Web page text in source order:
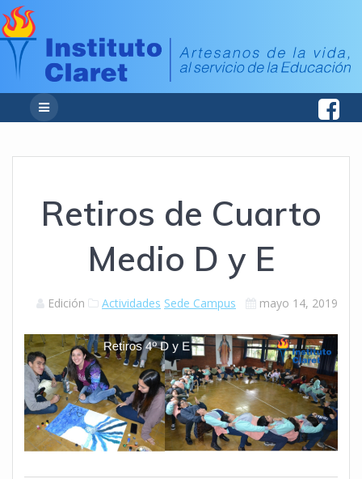
Retiros de Cuarto
Medio D y E
Edición Actividades Sede Campus mayo 14, 2019